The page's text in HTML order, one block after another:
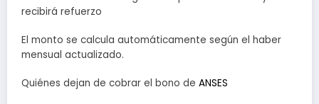
recibirá refuerzo
El monto se calcula automáticamente según el haber
mensual actualizado.
Quiénes dejan de cobrar el bono de ANSES